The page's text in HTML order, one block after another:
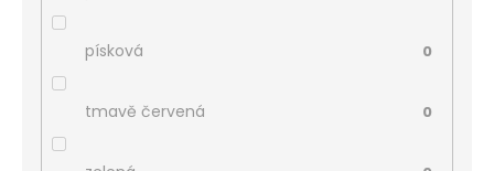
písková 0
tmavě červená 0